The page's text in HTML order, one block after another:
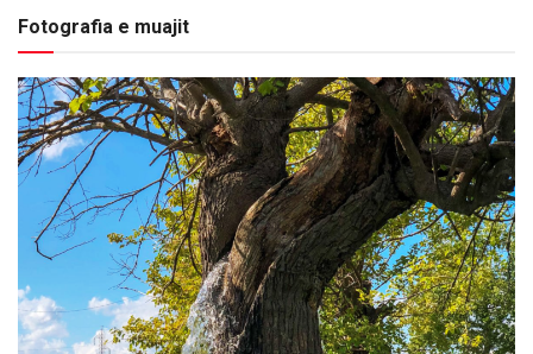
Fotografia e muajit